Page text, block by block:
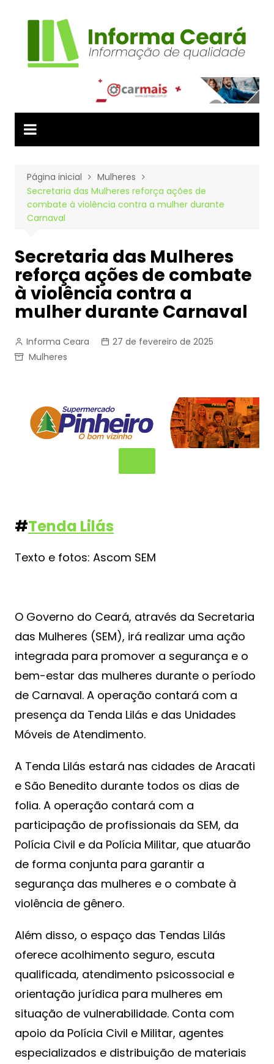
Página inicial
Mulheres
Secretaria das Mulheres reforça ações de
combate à violência contra a mulher durante
Carnaval
Secretaria das Mulheres
reforça ações de combate
à violência contra a
mulher durante Carnaval
Informa Ceara
27 de fevereiro de 2025
Mulheres
#Tenda Lilás
Texto e fotos: Ascom SEM
O Governo do Ceará, através da Secretaria
das Mulheres (SEM), irá realizar uma ação
integrada para promover a segurança e o
bem-estar das mulheres durante o período
de Carnaval. A operação contará com a
presença da Tenda Lilás e das Unidades
Móveis de Atendimento.
A Tenda Lilás estará nas cidades de Aracati
e São Benedito durante todos os dias de
folia. A operação contará com a
participação de profissionais da SEM, da
Polícia Civil e da Polícia Militar, que atuarão
de forma conjunta para garantir a
segurança das mulheres e o combate à
violência de gênero.
Além disso, o espaço das Tendas Lilás
oferece acolhimento seguro, escuta
qualificada, atendimento psicossocial e
orientação jurídica para mulheres em
situação de vulnerabilidade. Conta com
apoio da Polícia Civil e Militar, agentes
especializados e distribuição de materiais